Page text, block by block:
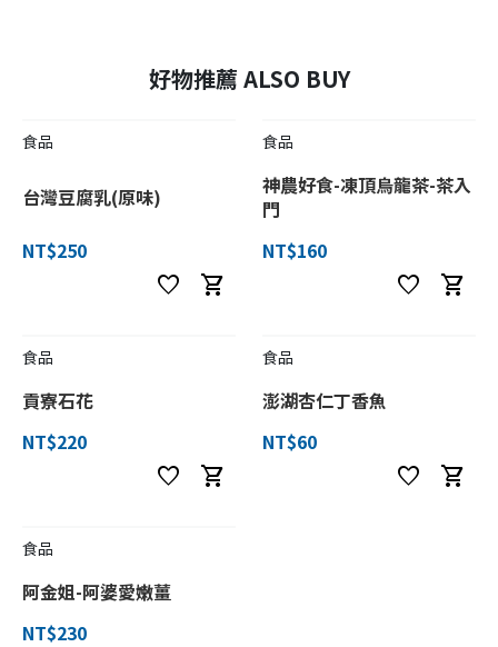
好物推薦 ALSO BUY
食品
台灣豆腐乳(原味)
NT$250
favorite shopping_cart
食品
神農好食-凍頂烏龍茶-茶入
門
NT$160
favorite shopping_cart
食品
貢寮石花
NT$220
favorite shopping_cart
食品
澎湖杏仁丁香魚
NT$60
favorite shopping_cart
食品
阿金姐-阿婆愛嫩薑
NT$230